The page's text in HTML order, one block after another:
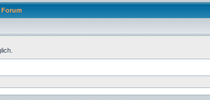
Forum